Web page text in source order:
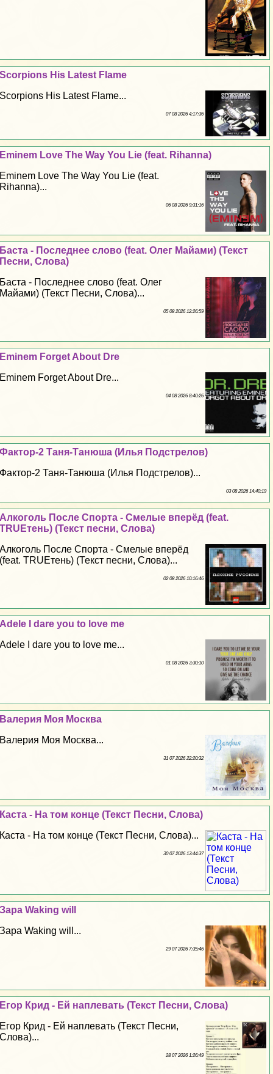
Scorpions His Latest Flame
Scorpions His Latest Flame...
07 08 2026 4:17:36
Eminem Love The Way You Lie (feat. Rihanna)
Eminem Love The Way You Lie (feat.
Rihanna)...
06 08 2026 9:31:16
Баста - Последнее слово (feat. Олег Майами) (Текст
Песни, Слова)
Баста - Последнее слово (feat. Олег
Майами) (Текст Песни, Слова)...
05 08 2026 12:26:59
Eminem Forget About Dre
Eminem Forget About Dre...
04 08 2026 8:40:26
Фактор-2 Таня-Танюша (Илья Подстрелов)
Фактор-2 Таня-Танюша (Илья Подстрелов)...
03 08 2026 14:40:19
Алкоголь После Спорта - Смелые вперёд (feat.
TRUEтень) (Текст песни, Слова)
Алкоголь После Спорта - Смелые вперёд
(feat. TRUEтень) (Текст песни, Слова)...
02 08 2026 10:16:46
Adele I dare you to love me
Adele I dare you to love me...
01 08 2026 3:30:10
Валерия Моя Москва
Валерия Моя Москва...
31 07 2026 22:20:32
Каста - На том конце (Текст Песни, Слова)
Каста - На том конце (Текст Песни, Слова)...
30 07 2026 13:44:37
Зара Waking will
Зара Waking will...
29 07 2026 7:35:46
Егор Крид - Ей наплевать (Текст Песни, Слова)
Егор Крид - Ей наплевать (Текст Песни,
Слова)...
28 07 2026 1:26:49